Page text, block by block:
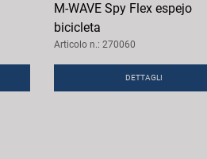
M-WAVE Spy Flex espejo
bicicleta
Articolo n.: 270060
DETTAGLI